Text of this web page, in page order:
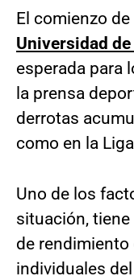
El comienzo
Universidad
esperada para
la prensa
derrotas
como en la
Uno de los
situación,
de
individuales